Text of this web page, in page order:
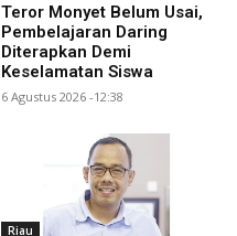
Teror Monyet Belum Usai,
Pembelajaran Daring
Diterapkan Demi
Keselamatan Siswa
6 Agustus 2026 -12:38
Riau